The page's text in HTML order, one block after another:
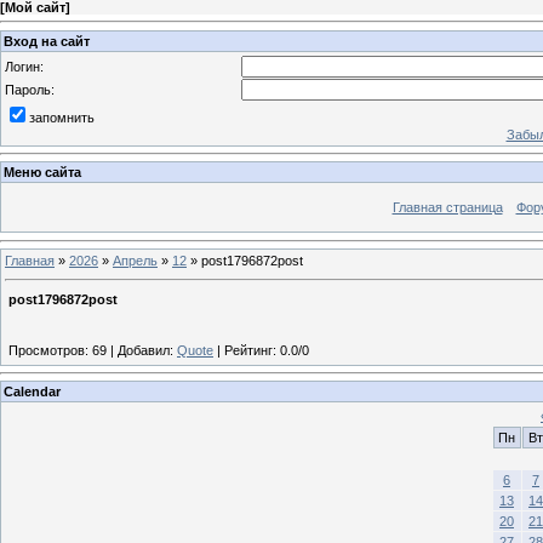
[Мой сайт]
Вход на сайт
Логин:
Пароль:
запомнить
Меню сайта
Главная страница
Главная » 2026 » Апрель » 12 » post1796872post
post1796872post
Просмотров: 69 | Добавил: Quote | Рейтинг: 0.0/0
Calendar
Пн
Вт
6
7
13
14
20
21